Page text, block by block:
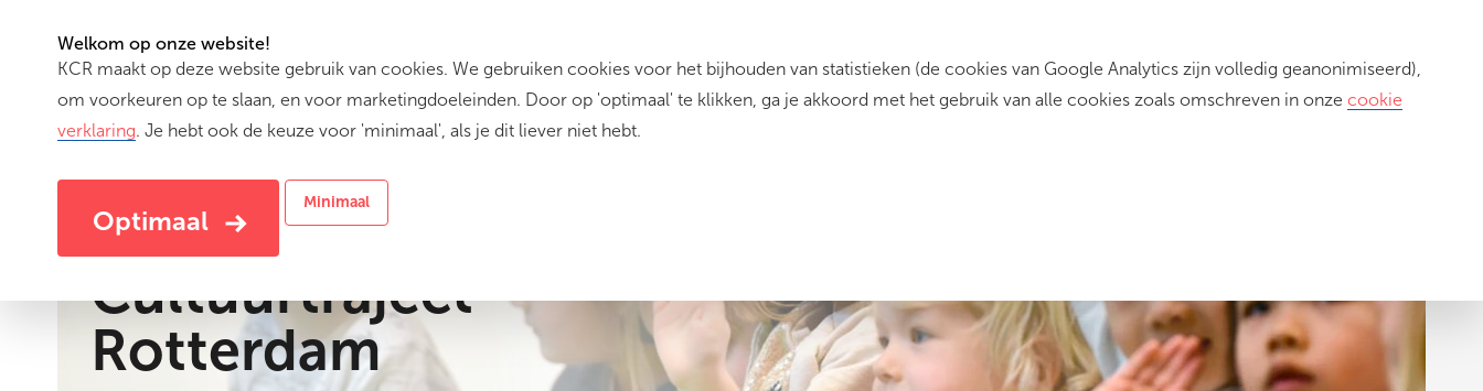
Welkom op onze website!
KCR maakt op deze website gebruik van cookies. We gebruiken cookies voor het bijhouden van statistieken (de cookies van Google Analytics zijn volledig geanonimiseerd),
om voorkeuren op te slaan, en voor marketingdoeleinden. Door op 'optimaal' te klikken, ga je akkoord met het gebruik van alle cookies zoals omschreven in onze cookie
verklaring. Je hebt ook de keuze voor 'minimaal', als je dit liever niet hebt.
Optimaal
Minimaal
Activiteiten Zo werkt het Dit zijn wij Contact Inloggen
Cultuurtraject
Rotterdam